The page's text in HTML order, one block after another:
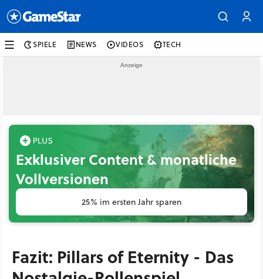
SPIELE NEWS VIDEOS TECH
Exklusiver Content & monatliche
Vollversionen
25% im ersten Jahr sparen
Fazit: Pillars of Eternity - Das